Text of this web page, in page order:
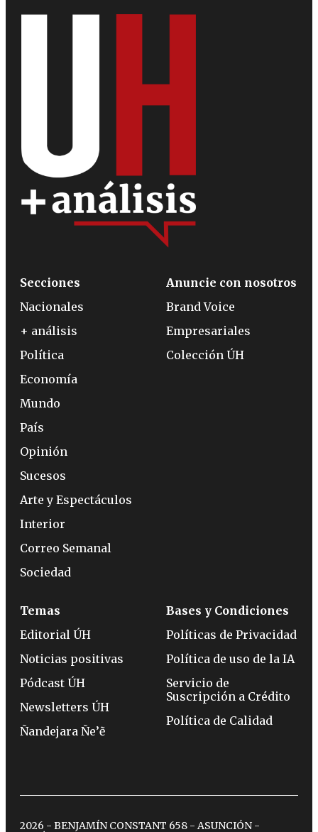
Secciones
Nacionales
+ análisis
Política
Economía
Mundo
País
Opinión
Sucesos
Arte y Espectáculos
Interior
Correo Semanal
Sociedad
Anuncie con nosotros
Brand Voice
Empresariales
Colección ÚH
Temas
Editorial ÚH
Noticias positivas
Pódcast ÚH
Newsletters ÚH
Ñandejara Ñe’ẽ
Bases y Condiciones
Políticas de Privacidad
Política de uso de la IA
Servicio de
Suscripción a Crédito
Política de Calidad
2026 - BENJAMÍN CONSTANT 658 - ASUNCIÓN -